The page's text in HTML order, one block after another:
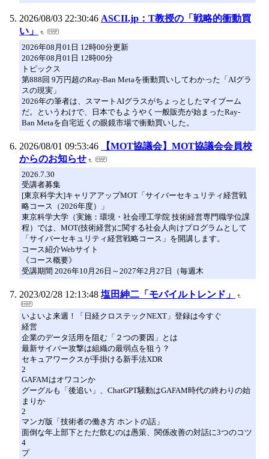
2026/08/03 22:30:46 ASCII.jp：T教授の「戦略的衝動買
い」
2026年08月01日 12時00分更新
2026年08月01日 12時00分
トピックス
第888回 9万円超のRay-Ban Metaを衝動買いしてわかった「AIグラ
スの現実」
2026年の筆者は、スマートAIグラスがちょっとしたマイブーム
だ。というわけで、日本でもようやく一般販売が始まったRay-
Ban Metaを自宅近くの眼鏡市場で衝動買いした。
2026/08/01 09:53:46
【MOT協議会】MOT協議会会員校
からのお知らせ
2026.7.30
受講者募集
[東京科学大]キャリアアップMOT「サイバーセキュリティ経営戦
略コース（2026年度）」
東京科学大学（実施：環境・社会理工学院 技術経営専門職学位課
程）では、MOT(技術経営)に関する社会人向けプログラムとして
「サイバーセキュリティ経営戦略コース」を開講します。
コース紹介Webサイト
《コース概要》
受講期間 2026年10月26日～2027年2月27日（毎週木
2023/02/28 12:13:48 塩田紳二「モバイルトレンド」
いよいよ来週！「日経クロステックNEXT」登録は今すぐ
経営
企業のデータ活用を阻む「２つの要因」とは
最新サイバー攻撃は組織の最弱点を狙う？
セキュアワークスが手掛ける新手法XDR
2
GAFAMはオワコンか
グーグルも「後追い」、ChatGPT騒動はGAFAM時代の終わりの始
まりか
2
マンガ版「技術者の働き方 ホントの話」
面倒な年上部下とただ飲むのは愚策、関係改善の対話に3つのコツ
4
プ